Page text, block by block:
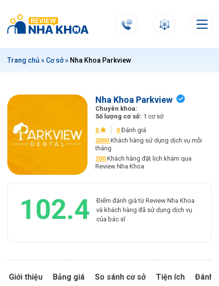
t
Trang chủ » Cơ sở» Nha Khoa Parkview
Nha Khoa Parkview
Chuyên khoa:
Số lượng cơ sở: 1 cơ sở
0
0 Đánh giá
2000 Khách hàng sử dụng dịch vụ mỗi
tháng
200 Khách hàng đặt lịch khám qua
Review Nha Khoa
102.4
Điểm đánh giá từ Review Nha Khoa
và khách hàng đã sử dụng dịch vụ
của bác sĩ
Giới thiệu Bảng giá So sánh cơ sở Tiện ích Đánh